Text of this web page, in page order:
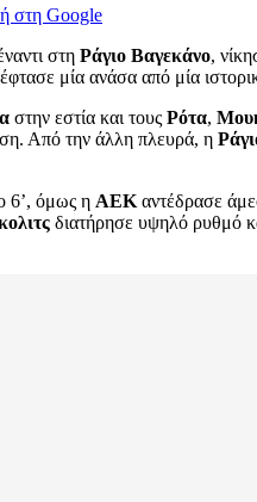
στη Google
στη Ράγιο Βαγεκάνο,
έφτασε μία ανάσα από μία
στην εστία και τους Ρότα,
Από την άλλη πλευρά, η
6’, όμως η ΑΕΚ αντέδρασε
διατήρησε υψηλό ρυθμό